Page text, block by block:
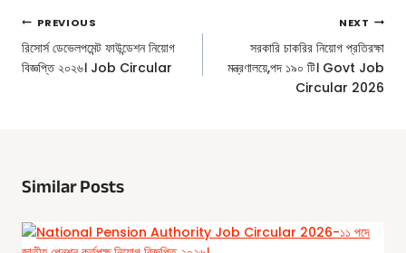
Post
Navigation
PREVIOUS
রিসোর্স ডেভেলপমেন্ট ফাউন্ডেশন নিয়োগ
বিজ্ঞপ্তি ২০২৬। Job Circular
NEXT
সরকারি চাকরির নিয়োগ প্রতিরক্ষা
মন্ত্রণালয়ে,পদ ১৯০ টি। Govt Job
Circular 2026
Similar Posts